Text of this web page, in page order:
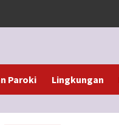
Paroki Lingkungan